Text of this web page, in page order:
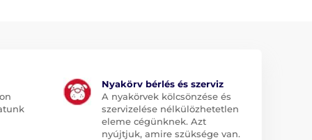
Nyakörv bérlés és szerviz
A nyakörvek kölcsönzése és
szervizelése nélkülözhetetlen
eleme cégünknek. Azt
nyújtjuk, amire szüksége van.